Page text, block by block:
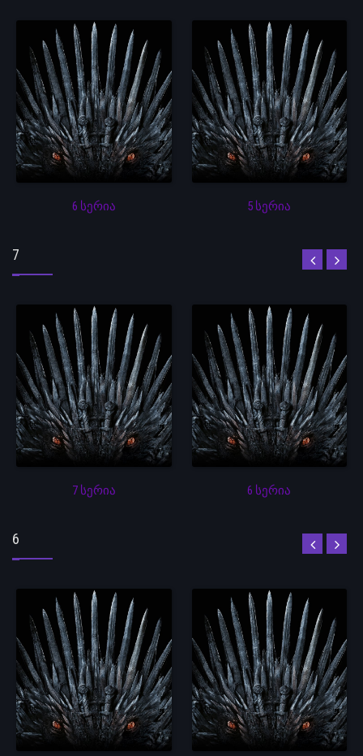
6 სერია 5 სერია
7
7 სერია 6 სერია
6